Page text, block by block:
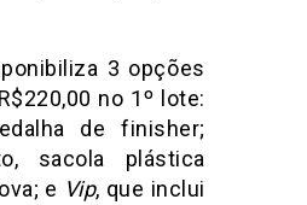
3 opções
no 1º lote:
de finisher;
sacola plástica
e Vip, que inclui